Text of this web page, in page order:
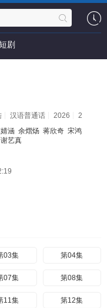
剧
汉语普通话 2026
2
涵 余熠炀 蒋欣奇 宋鸿
谢艺真
03集 第04集
07集 第08集
11集 第12集